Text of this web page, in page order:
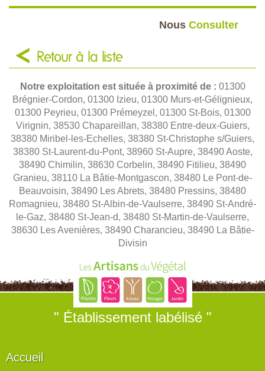
Nous Consulter
Retour à la liste
Notre exploitation est située à proximité de : 01300
Brégnier-Cordon, 01300 Izieu, 01300 Murs-et-Gélignieux,
01300 Peyrieu, 01300 Prémeyzel, 01300 St-Bois, 01300
Virignin, 38530 Chapareillan, 38380 Entre-deux-Guiers,
38380 Miribel-les-Echelles, 38380 St-Christophe s/Guiers,
38380 St-Laurent-du-Pont, 38960 St-Aupre, 38490 Aoste,
38490 Chimilin, 38630 Corbelin, 38490 Fitilieu, 38490
Granieu, 38110 La Bâtie-Montgascon, 38480 Le Pont-de-
Beauvoisin, 38490 Les Abrets, 38480 Pressins, 38480
Romagnieu, 38480 St-Albin-de-Vaulserre, 38490 St-André-
le-Gaz, 38480 St-Jean-d, 38480 St-Martin-de-Vaulserre,
38630 Les Avenières, 38490 Charancieu, 38490 La Bâtie-
Divisin
" Établissement labélisé "
Accueil